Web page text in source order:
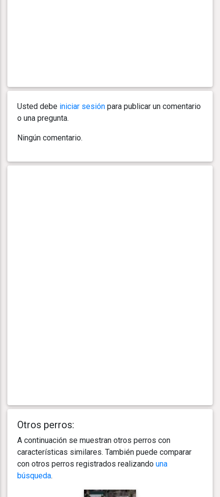
Usted debe iniciar sesión para publicar un comentario
o una pregunta.
Ningún comentario.
Otros perros:
A continuación se muestran otros perros con
características similares. También puede comparar
con otros perros registrados realizando una
búsqueda.